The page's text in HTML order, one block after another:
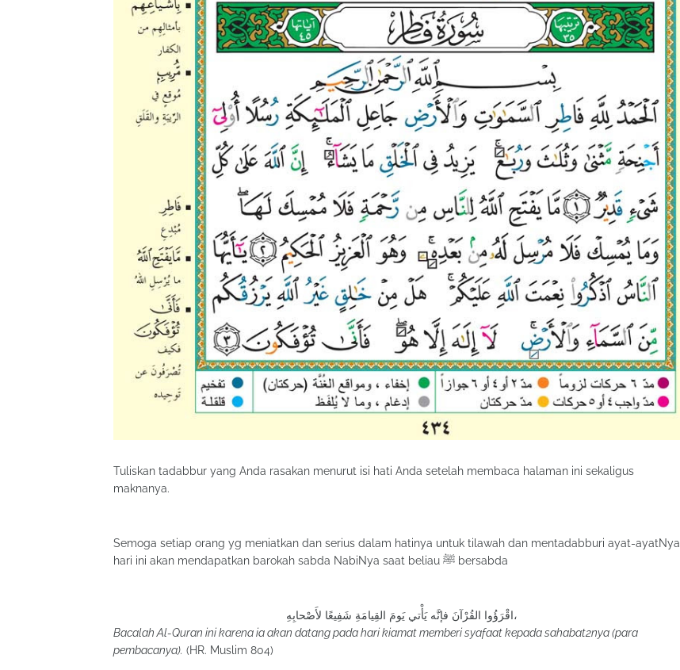
Tuliskan tadabbur yang Anda rasakan menurut isi hati Anda setelah membaca halaman ini sekaligus
maknanya.
Semoga setiap orang yg meniatkan dan serius dalam hatinya untuk tilawah dan mentadabburi ayat-ayatNya
hari ini akan mendapatkan barokah sabda NabiNya saat beliau ﷺ bersabda
اقْرَؤُوا القُرْآنَ فإنَّه يَأْتي يَومَ القِيامَةِ شَفِيعًا لأَصْحابِهِ،
Bacalah Al-Quran ini karena ia akan datang pada hari kiamat memberi syafaat kepada sahabat2nya (para
pembacanya). (HR. Muslim 804)